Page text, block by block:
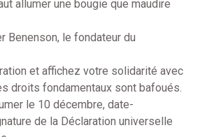
allumer une bougie que maudire
Benenson, le fondateur du
et affichez votre solidarité avec
droits fondamentaux sont bafoués.
le 10 décembre, date-
de la Déclaration universelle